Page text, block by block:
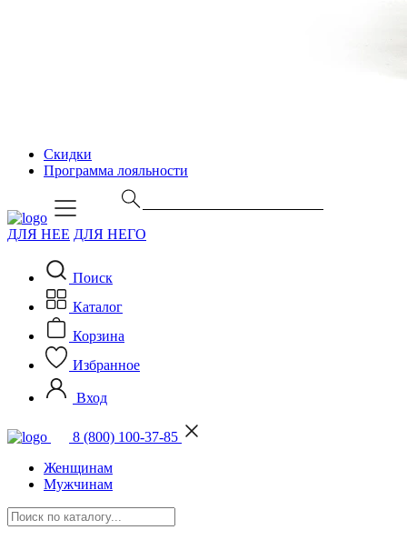
Скидки
Программа лояльности
ДЛЯ НЕЕ ДЛЯ НЕГО
Поиск
Каталог
Корзина
Избранное
Вход
8 (800) 100-37-85
Женщинам
Мужчинам